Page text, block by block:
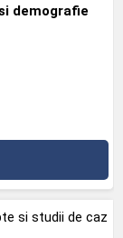
demografie